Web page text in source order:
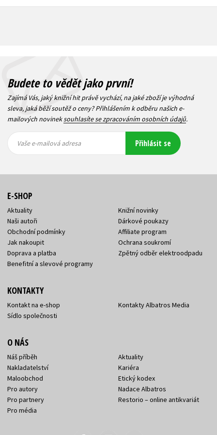
Budete to vědět jako první!
Zajímá Vás, jaký knižní hit právě vychází, na jaké zboží je výhodná
sleva, jaká běží soutěž o ceny? Přihlášením k odběru našich e-
mailových novineksouhlasíte se zpracováním osobních údajů.
mailová
mailová
Vaše e-mailová adresa Přihlásit se
E-SHOP
Aktuality
Naši autoři
Obchodní podmínky
Jak nakoupit
Doprava a platba
Benefitní a slevové programy
Knižní novinky
Dárkové poukazy
Affiliate program
Ochrana soukromí
Zpětný odběr elektroodpadu
KONTAKTY
Kontakt na e-shop
Sídlo společnosti
Kontakty Albatros Media
O NÁS
Náš příběh
Nakladatelství
Maloobchod
Pro autory
Pro partnery
Pro média
Aktuality
Kariéra
Etický kodex
Nadace Albatros
Restorio – online antikvariát